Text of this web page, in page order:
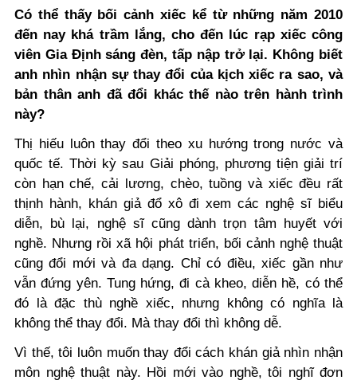
Có thể thấy bối cảnh xiếc kể từ những năm 2010
đến nay khá trầm lắng, cho đến lúc rạp xiếc công
viên Gia Định sáng đèn, tấp nập trở lại. Không biết
anh nhìn nhận sự thay đổi của kịch xiếc ra sao, và
bản thân anh đã đổi khác thế nào trên hành trình
này?
Thị hiếu luôn thay đổi theo xu hướng trong nước và
quốc tế. Thời kỳ sau Giải phóng, phương tiện giải trí
còn hạn chế, cải lương, chèo, tuồng và xiếc đều rất
thịnh hành, khán giả đổ xô đi xem các nghệ sĩ biểu
diễn, bù lại, nghệ sĩ cũng dành trọn tâm huyết với
nghề. Nhưng rồi xã hội phát triển, bối cảnh nghệ thuật
cũng đổi mới và đa dạng. Chỉ có điều, xiếc gần như
vẫn đứng yên. Tung hứng, đi cà kheo, diễn hề, có thể
đó là đặc thù nghề xiếc, nhưng không có nghĩa là
không thể thay đổi. Mà thay đổi thì không dễ.
Vì thế, tôi luôn muốn thay đổi cách khán giả nhìn nhận
môn nghệ thuật này. Hồi mới vào nghề, tôi nghĩ đơn